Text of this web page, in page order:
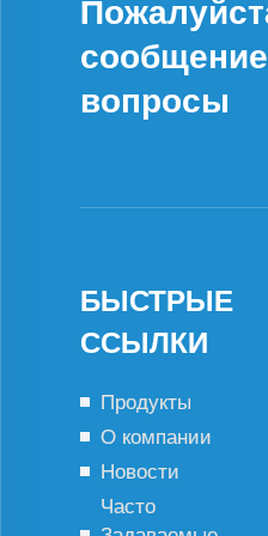
вопросы
БЫСТРЫЕ
ССЫЛКИ
Продукты
О компании
Новости
Часто